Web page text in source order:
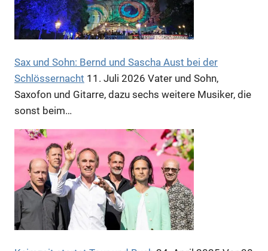
Sax und Sohn: Bernd und Sascha Aust bei der
Schlössernacht 11. Juli 2026 Vater und Sohn,
Saxofon und Gitarre, dazu sechs weitere Musiker, die
sonst beim…